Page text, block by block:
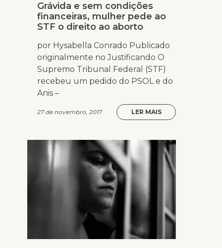
Grávida e sem condições
financeiras, mulher pede ao
STF o direito ao aborto
por Hysabella Conrado Publicado
originalmente no Justificando O
Supremo Tribunal Federal (STF)
recebeu um pedido do PSOL e do
Anis –
27 de novembro, 2017 LER MAIS